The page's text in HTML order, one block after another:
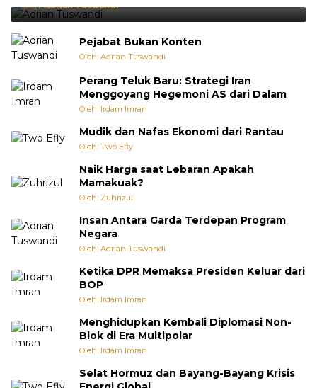
Oleh:Adrian Tuswandi
Pejabat Bukan Konten
Oleh: Adrian Tuswandi
Perang Teluk Baru: Strategi Iran
Menggoyang Hegemoni AS dari Dalam
Oleh: Irdam Imran
Mudik dan Nafas Ekonomi dari Rantau
Oleh: Two Efly
Naik Harga saat Lebaran Apakah
Mamakuak?
Oleh: Zuhrizul
Insan Antara Garda Terdepan Program
Negara
Oleh: Adrian Tuswandi
Ketika DPR Memaksa Presiden Keluar dari
BOP
Oleh: Irdam Imran
Menghidupkan Kembali Diplomasi Non-
Blok di Era Multipolar
Oleh: Irdam Imran
Selat Hormuz dan Bayang-Bayang Krisis